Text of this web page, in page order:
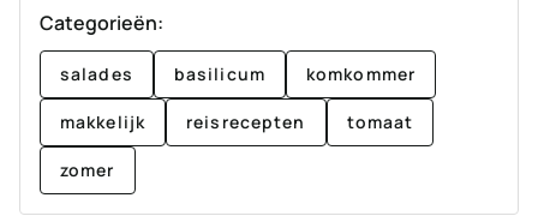
Categorieën:
salades basilicum komkommer
makkelijk reisrecepten tomaat
zomer